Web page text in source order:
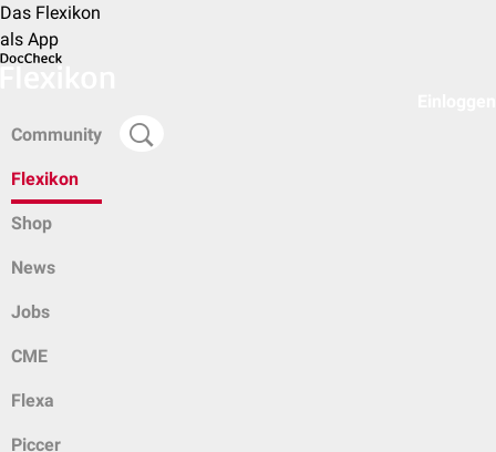
Das Flexikon
als App
Community
Flexikon
Shop
News
Jobs
CME
Flexa
Piccer